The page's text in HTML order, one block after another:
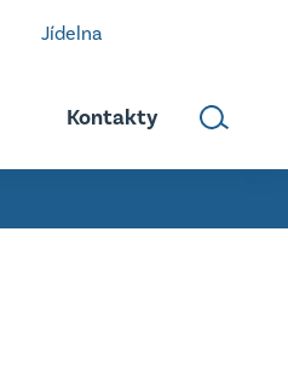
Kontakty
Jídelna